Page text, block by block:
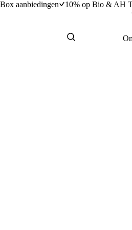
aanbiedingen 10% op Bio & AH